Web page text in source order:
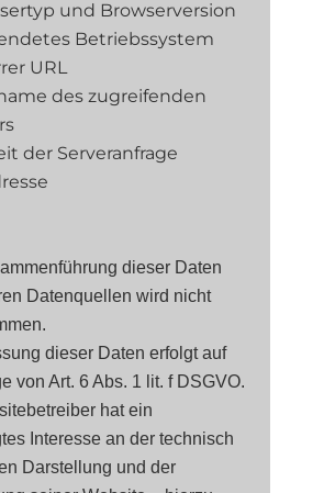
und Browserversion
Betriebssystem
URL
des zugreifenden
der Serveranfrage
dieser Daten
Datenquellen wird nicht
dieser Daten erfolgt auf
von Art. 6 Abs. 1 lit. f DSGVO.
hat ein
Interesse an der technisch
Darstellung und der